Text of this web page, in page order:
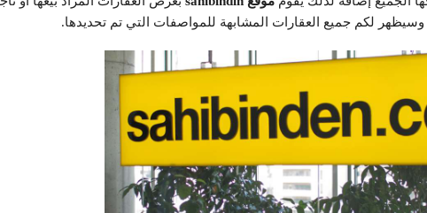
لكم جميع العقارات المشابهة للمواصفات التي تم تحديدها.